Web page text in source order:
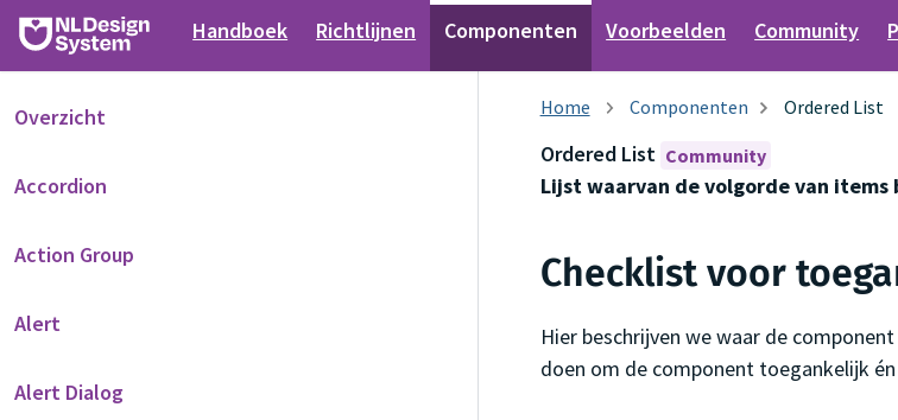
Handboek Richtlijnen Componenten Voorbeelden Community
Overzicht
Accordion
Action Group
Alert
Alert Dialog
Componenten Ordered List
Ordered List Community
Lijst waarvan de volgorde van items
Checklist voor
Hier beschrijven we waar de
doen om de component toegankelijk